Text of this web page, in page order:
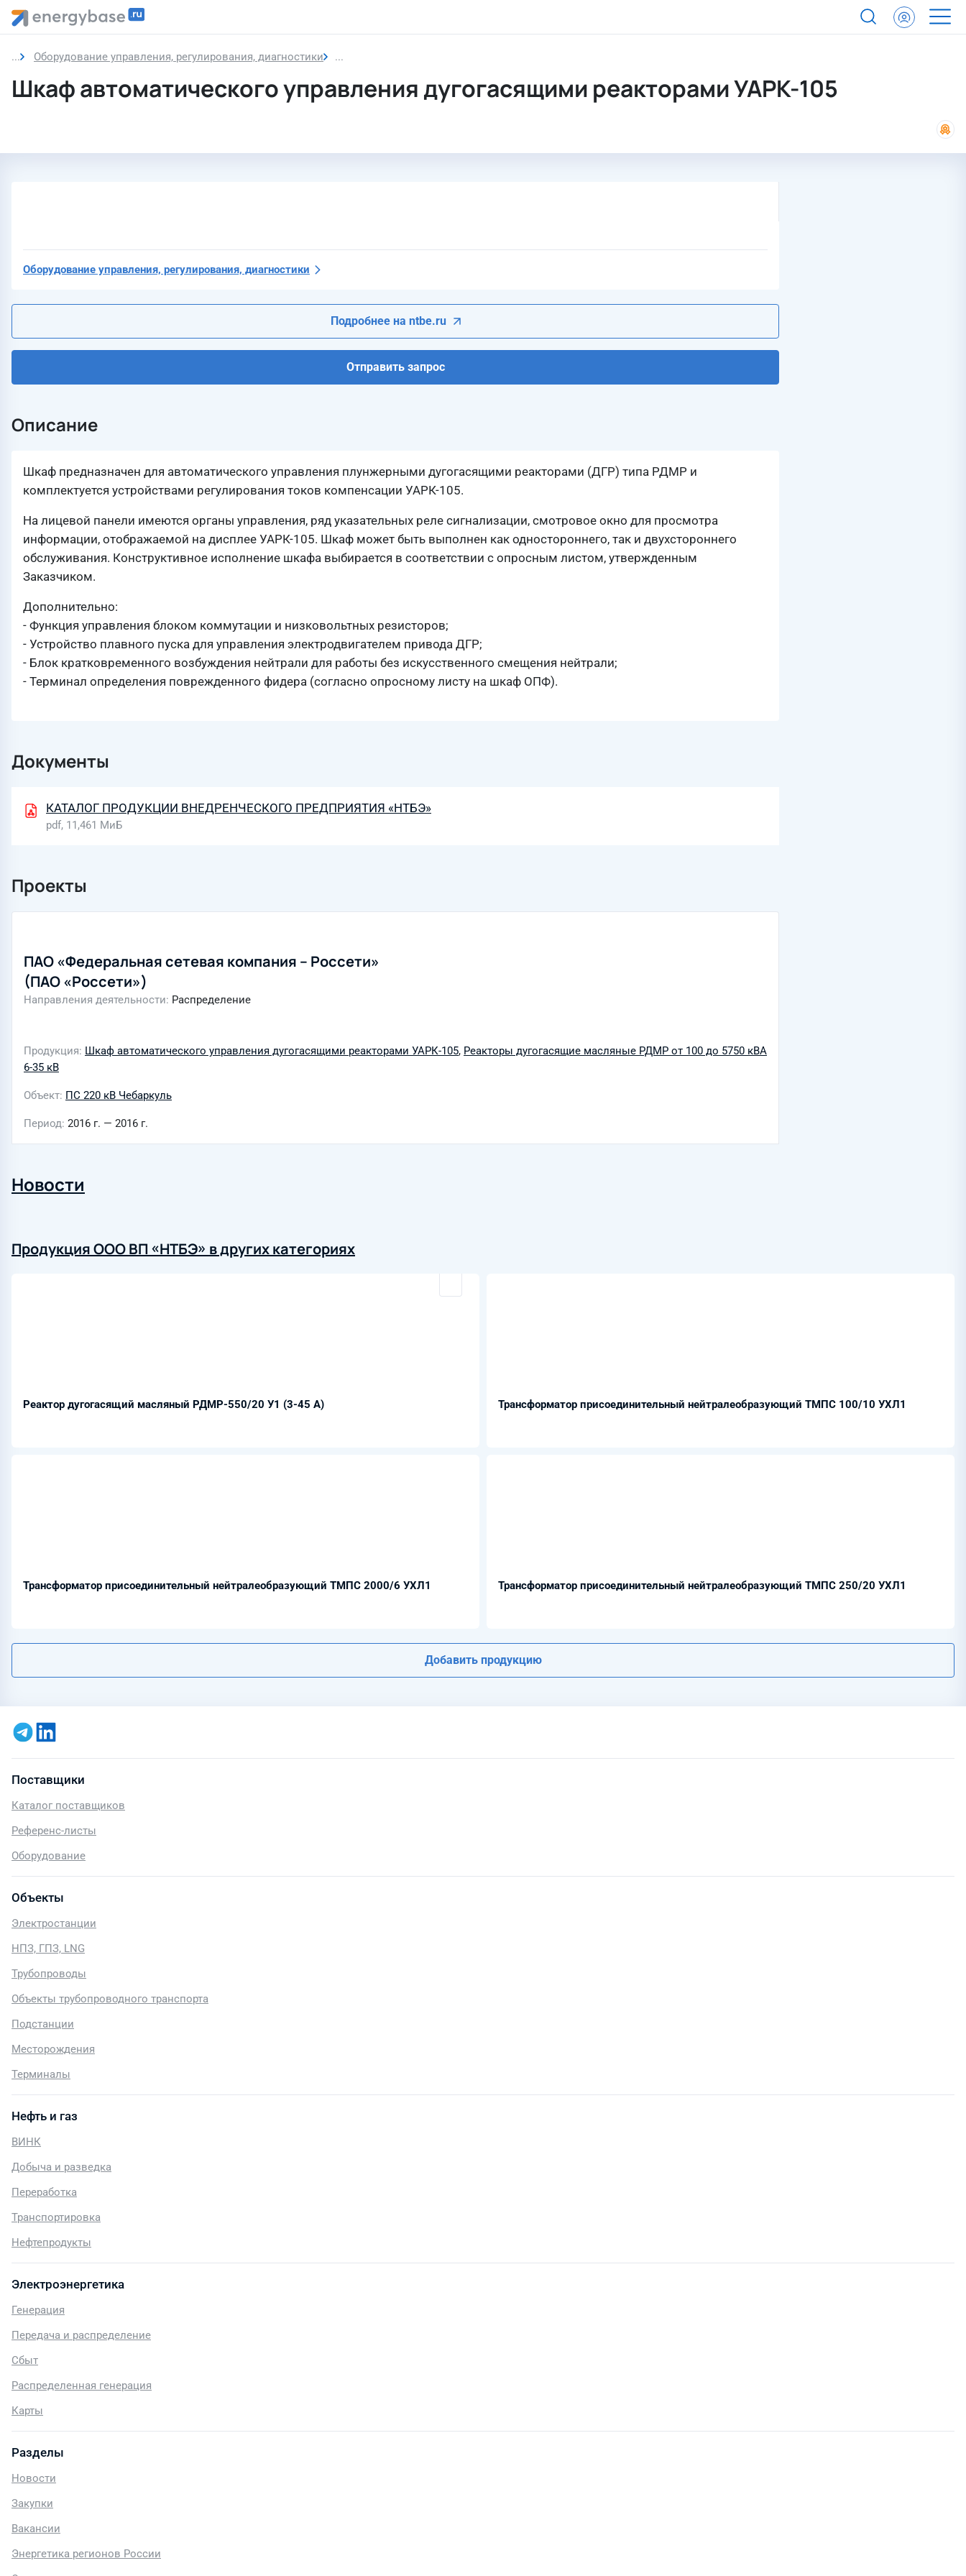
Оборудование управления, регулирования, диагностики Шкаф автоматического управления дугогасящими реакторами
Шкаф автоматического управления дугогасящими реакторами УАРК-105
Оборудование управления, регулирования, диагностики
Подробнее на ntbe.ru
Отправить запрос
Описание
Шкаф предназначен для автоматического управления плунжерными дугогасящими реакторами (ДГР) типа РДМР и
комплектуется устройствами регулирования токов компенсации УАРК-105.
На лицевой панели имеются органы управления, ряд указательных реле сигнализации, смотровое окно для просмотра
информации, отображаемой на дисплее УАРК-105. Шкаф может быть выполнен как одностороннего, так и двухстороннего
обслуживания. Конструктивное исполнение шкафа выбирается в соответствии с опросным листом, утвержденным
Заказчиком.
Дополнительно:
- Функция управления блоком коммутации и низковольтных резисторов;
- Устройство плавного пуска для управления электродвигателем привода ДГР;
- Блок кратковременного возбуждения нейтрали для работы без искусственного смещения нейтрали;
- Терминал определения поврежденного фидера (согласно опросному листу на шкаф ОПФ).
Документы
КАТАЛОГ ПРОДУКЦИИ ВНЕДРЕНЧЕСКОГО ПРЕДПРИЯТИЯ «НТБЭ»
pdf, 11,461 МиБ
Проекты
ПАО «Федеральная сетевая компания – Россети»
(ПАО «Россети»)
Направления деятельности Распределение
Продукция Шкаф автоматического управления дугогасящими реакторами УАРК-105, Реакторы дугогасящие масляные РДМР от 100 до 5750 кВА
6-35 кВ
Объект ПС 220 кВ Чебаркуль
Период 2016 г. — 2016 г.
Новости
Продукция ООО ВП «НТБЭ» в других категориях
Реактор дугогасящий масляный РДМР-550/20 У1 (3-45 А) Трансформатор присоединительный нейтралеобразующий ТМПС 100/10 УХЛ1
Трансформатор присоединительный нейтралеобразующий ТМПС 2000/6 УХЛ1 Трансформатор присоединительный нейтралеобразующий ТМПС 250/20 УХЛ1
Добавить продукцию
Поставщики
Каталог поставщиков
Референс-листы
Оборудование
Объекты
Электростанции
НПЗ, ГПЗ, LNG
Трубопроводы
Объекты трубопроводного транспорта
Подстанции
Месторождения
Терминалы
Нефть и газ
ВИНК
Добыча и разведка
Переработка
Транспортировка
Нефтепродукты
Электроэнергетика
Генерация
Передача и распределение
Сбыт
Распределенная генерация
Карты
Разделы
Новости
Закупки
Вакансии
Энергетика регионов России